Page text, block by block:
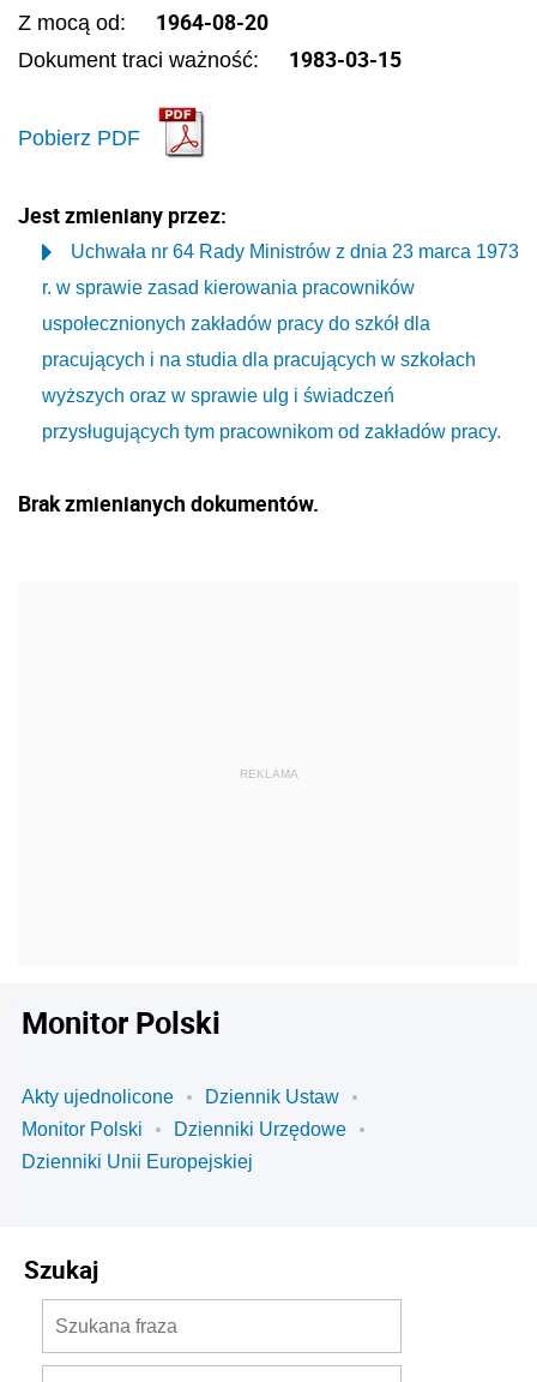
Z mocą od: 1964-08-20
Dokument traci ważność: 1983-03-15
Pobierz PDF
Jest zmieniany przez:
Uchwała nr 64 Rady Ministrów z dnia 23 marca 1973
r. w sprawie zasad kierowania pracowników
uspołecznionych zakładów pracy do szkół dla
pracujących i na studia dla pracujących w szkołach
wyższych oraz w sprawie ulg i świadczeń
przysługujących tym pracownikom od zakładów pracy.
Brak zmienianych dokumentów.
Monitor Polski
Akty ujednolicone
Dziennik Ustaw
Monitor Polski
Dzienniki Urzędowe
Dzienniki Unii Europejskiej
Szukaj